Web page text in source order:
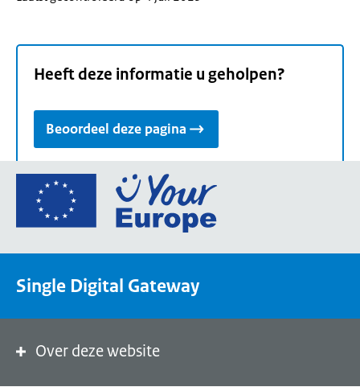
Heeft deze informatie u geholpen?
Beoordeel deze pagina
Ga
de
een
Single Digital Gateway
Over deze website